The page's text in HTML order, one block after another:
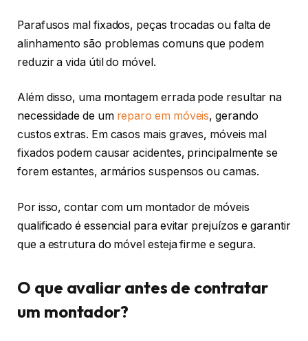
Parafusos mal fixados, peças trocadas ou falta de
alinhamento são problemas comuns que podem
reduzir a vida útil do móvel.
Além disso, uma montagem errada pode resultar na
necessidade de umreparo em móveis, gerando
custos extras. Em casos mais graves, móveis mal
fixados podem causar acidentes, principalmente se
forem estantes, armários suspensos ou camas.
Por isso, contar com um montador de móveis
qualificado é essencial para evitar prejuízos e garantir
que a estrutura do móvel esteja firme e segura.
O que avaliar antes de contratar
um montador?